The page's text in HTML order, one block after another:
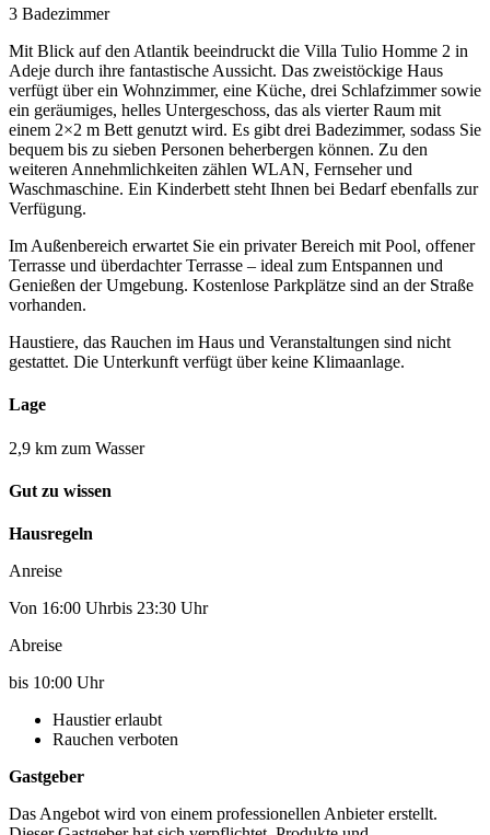
3 Badezimmer
Mit Blick auf den Atlantik beeindruckt die Villa Tulio Homme 2 in
Adeje durch ihre fantastische Aussicht. Das zweistöckige Haus
verfügt über ein Wohnzimmer, eine Küche, drei Schlafzimmer sowie
ein geräumiges, helles Untergeschoss, das als vierter Raum mit
einem 2×2 m Bett genutzt wird. Es gibt drei Badezimmer, sodass Sie
bequem bis zu sieben Personen beherbergen können. Zu den
weiteren Annehmlichkeiten zählen WLAN, Fernseher und
Waschmaschine. Ein Kinderbett steht Ihnen bei Bedarf ebenfalls zur
Verfügung.
Im Außenbereich erwartet Sie ein privater Bereich mit Pool, offener
Terrasse und überdachter Terrasse – ideal zum Entspannen und
Genießen der Umgebung. Kostenlose Parkplätze sind an der Straße
vorhanden.
Haustiere, das Rauchen im Haus und Veranstaltungen sind nicht
gestattet. Die Unterkunft verfügt über keine Klimaanlage.
Lage
2,9 km zum Wasser
Gut zu wissen
Hausregeln
Anreise
Von 16:00 Uhrbis 23:30 Uhr
Abreise
bis 10:00 Uhr
Haustier erlaubt
Rauchen verboten
Gastgeber
Das Angebot wird von einem professionellen Anbieter erstellt.